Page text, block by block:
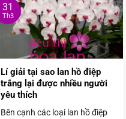
Lí giải tại sao lan hồ điệp
trắng lại được nhiều người
yêu thích
Bên cạnh các loại lan hồ điệp
31
Th3